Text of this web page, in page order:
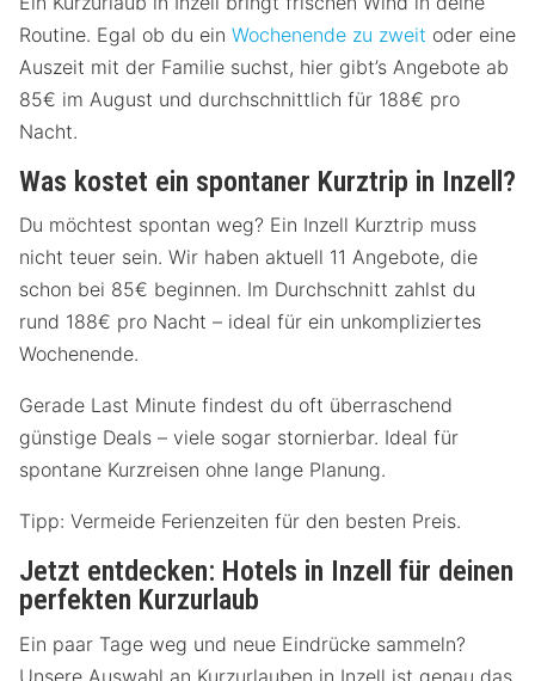
Routine. Egal ob du ein Wochenende zu zweit oder eine
Auszeit mit der Familie suchst, hier gibt’s Angebote ab
85€ im August und durchschnittlich für 188€ pro
Nacht.
Was kostet ein spontaner Kurztrip in Inzell?
Du möchtest spontan weg? Ein Inzell Kurztrip muss
nicht teuer sein. Wir haben aktuell 11 Angebote, die
schon bei 85€ beginnen. Im Durchschnitt zahlst du
rund 188€ pro Nacht – ideal für ein unkompliziertes
Wochenende.
Gerade Last Minute findest du oft überraschend
günstige Deals – viele sogar stornierbar. Ideal für
spontane Kurzreisen ohne lange Planung.
Tipp: Vermeide Ferienzeiten für den besten Preis.
Jetzt entdecken: Hotels in Inzell für deinen
perfekten Kurzurlaub
Ein paar Tage weg und neue Eindrücke sammeln?
Unsere Auswahl an Kurzurlauben in Inzell ist genau das